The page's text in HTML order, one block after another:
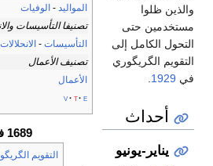
المواليد - الوفيات
تصنيفا التأسيسات
التأسيسات - الانحلالات
تصنيف الأعمال
الأعمال
v t e
1689 في التقاويم الأخرى
التقويم
والذين ظلوا
مستخدمين حتى
التحول الكامل إلى
التقويم الگريگوري
في 1929
أحداث
يناير-يونيو